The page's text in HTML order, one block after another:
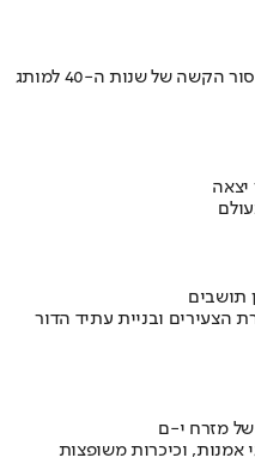
איך אסם הפכה את תקופת הצנע והמחסור הקשה של שנות ה-40 למותג
יצאה
הצעירים ובניית עתיד הדור
של מזרח י-ם
אמנות, וכיכרות משופצות